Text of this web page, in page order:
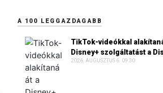
A 100 LEGGAZDAGABB
TikTok-videókkal
Disney+ szolgáltatást a
2026. AUGUSZTUS 6. 09:30